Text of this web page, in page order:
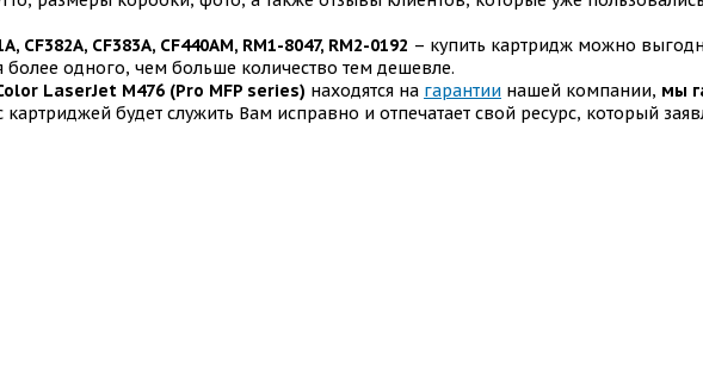
CF382A, CF383A, CF440AM, RM1-8047, RM2-0192 – купить картридж можно
одного, чем больше количество тем дешевле.
LaserJet M476 (Pro MFP series) находятся на гарантии нашей компании, мы
будет служить Вам исправно и отпечатает свой ресурс, который